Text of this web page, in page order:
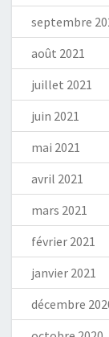
septembre
août 2021
juillet 2021
juin 2021
mai 2021
avril 2021
mars 2021
février 2021
janvier 2021
décembre